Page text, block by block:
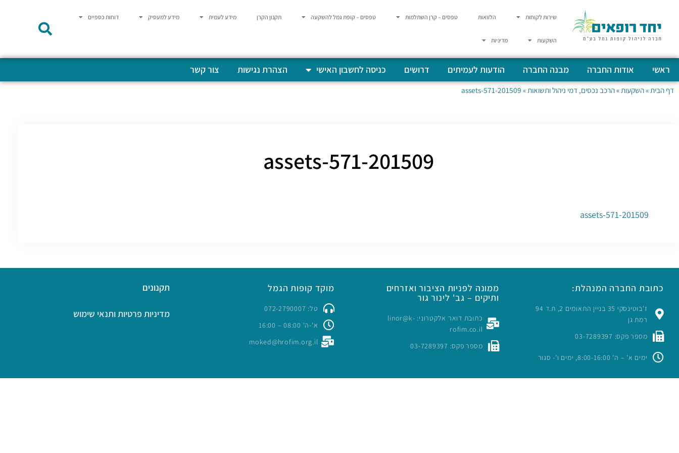
שירות לקוחות הלוואות טפסים – קרן השתלמות טפסים – קופת גמל להשקעה תקנון הקרן מידע לעמית מידע למעסיק דוחות כספיים
השקעות מדיניות
ראשי אודות החברה מבנה החברה הודעות לעמיתים דרושים כניסה לחשבון האישי הצהרת נגישות צור קשר
דף הבית »השקעות »הרכב נכסים, דמי ניהול ותשואות »
201509-assets-571
201509-assets-571
201509-assets-571
כתובת החברה המנהלת:
ז’בוטינסקי 35 בניין התאומים 2, ת.ד 94
רמת גן
מספר פקס: 03-7289397
ימים א’ – ה’ 8:00-16:00, ימים ו’- סגור
ממונה לפניות הציבור ואזרחים
ותיקים – גב' לינור גור
כתובת דואר אלקטרוני: linor@k-
rofim.co.il
מספר פקס: 03-7289397
מוקד קופות הגמל
טל: 072-2790007
א'-ה' 08:00 – 16:00
moked@hrofim.org.il
תקנונים
מדיניות פרטיות ותנאי שימוש